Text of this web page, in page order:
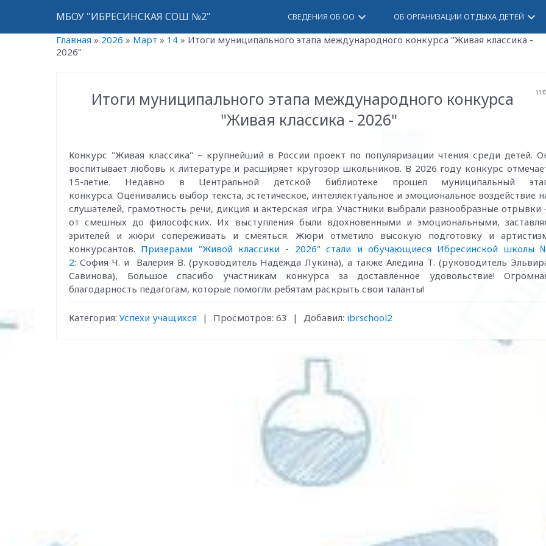
МБОУ "ИБРЕСИНСКАЯ СОШ №2" СВЕДЕНИЯ ОБ ОО keyboard_arrow_down ОБ ОРГАНИЗАЦИИ ОТДЫХА ДЕТЕЙ keyboard_arrow_down
Главная » 2026 » Март » 14 » Итоги муниципального этапа международного конкурса "Живая классика -
2026"
Итоги муниципального этапа международного конкурса
"Живая классика - 2026"
Конкурс "Живая классика" – крупнейший в России проект по популяризации чтения среди детей.
воспитывает любовь к литературе и расширяет кругозор школьников. В 2026 году конкурс
15-летие. Недавно в Центральной детской библиотеке прошел муниципальный
конкурса. Оценивались выбор текста, эстетическое, интеллектуальное и эмоциональное воздействие
слушателей, грамотность речи, дикция и актерская игра. Участники выбрали разнообразные отрывки
от смешных до философских. Их выступления были вдохновенными и эмоциональными,
зрителей и жюри сопереживать и смеяться. Жюри отметило высокую подготовку и
конкурсантов. Призерами "Живой классики - 2026" стали и обучающиеся Ибресинской школы
2: София Ч. и Валерия В. (руководитель Надежда Лукина), а также Аледина Т. (руководитель
Савинова), Большое спасибо участникам конкурса за доставленное удовольствие!
благодарность педагогам, которые помогли ребятам раскрыть свои таланты!
Категория: Успехи учащихся | Просмотров: 63 | Добавил: ibrschool2